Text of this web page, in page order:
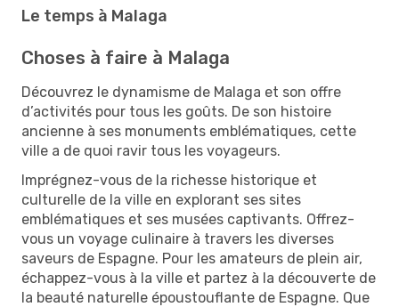
Le temps à Malaga
Choses à faire à Malaga
Découvrez le dynamisme de Malaga et son offre
d’activités pour tous les goûts. De son histoire
ancienne à ses monuments emblématiques, cette
ville a de quoi ravir tous les voyageurs.
Imprégnez-vous de la richesse historique et
culturelle de la ville en explorant ses sites
emblématiques et ses musées captivants. Offrez-
vous un voyage culinaire à travers les diverses
saveurs de Espagne. Pour les amateurs de plein air,
échappez-vous à la ville et partez à la découverte de
la beauté naturelle époustouflante de Espagne. Que